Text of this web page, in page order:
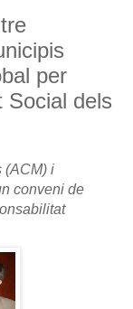
per
Social dels
(ACM) i
conveni de